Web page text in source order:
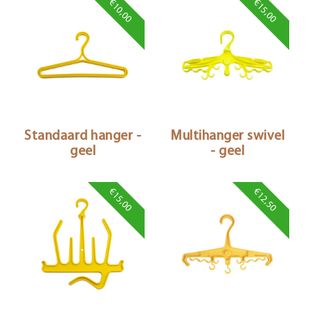
€10,00
Standaard hanger -
geel
€15,00
Multihanger swivel
- geel
€15,00 €12,50